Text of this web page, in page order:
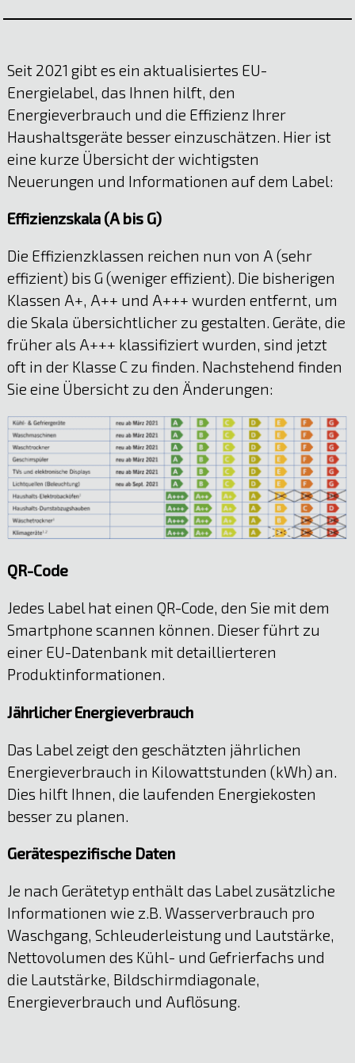
Seit 2021 gibt es ein aktualisiertes EU-
Energielabel, das Ihnen hilft, den
Energieverbrauch und die Effizienz Ihrer
Haushaltsgeräte besser einzuschätzen. Hier ist
eine kurze Übersicht der wichtigsten
Neuerungen und Informationen auf dem Label:
Effizienzskala (A bis G)
Die Effizienzklassen reichen nun von A (sehr
effizient) bis G (weniger effizient). Die bisherigen
Klassen A+, A++ und A+++ wurden entfernt, um
die Skala übersichtlicher zu gestalten. Geräte, die
früher als A+++ klassifiziert wurden, sind jetzt
oft in der Klasse C zu finden. Nachstehend finden
Sie eine Übersicht zu den Änderungen:
QR-Code
Jedes Label hat einen QR-Code, den Sie mit dem
Smartphone scannen können. Dieser führt zu
einer EU-Datenbank mit detaillierteren
Produktinformationen.
Jährlicher Energieverbrauch
Das Label zeigt den geschätzten jährlichen
Energieverbrauch in Kilowattstunden (kWh) an.
Dies hilft Ihnen, die laufenden Energiekosten
besser zu planen.
Gerätespezifische Daten
Je nach Gerätetyp enthält das Label zusätzliche
Informationen wie z.B. Wasserverbrauch pro
Waschgang, Schleuderleistung und Lautstärke,
Nettovolumen des Kühl- und Gefrierfachs und
die Lautstärke, Bildschirmdiagonale,
Energieverbrauch und Auflösung.